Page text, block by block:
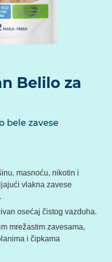
Belilo za
bele zavese
masnoću, nikotin i
vlakna zavese
osećaj čistog vazduha.
mrežastim zavesama,
i čipkama